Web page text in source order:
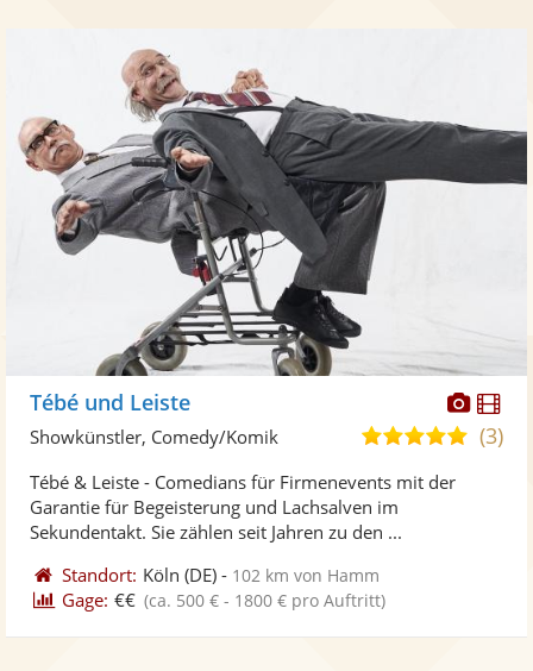
Tébé und Leiste
5,0(3)
Showkünstler, Comedy/Komik
Tébé & Leiste - Comedians für Firmenevents mit der
Garantie für Begeisterung und Lachsalven im
Sekundentakt. Sie zählen seit Jahren zu den ...
Standort: Köln (DE) - 102 km von Hamm
Gage: €€ (ca. 500 € - 1800 € pro Auftritt)